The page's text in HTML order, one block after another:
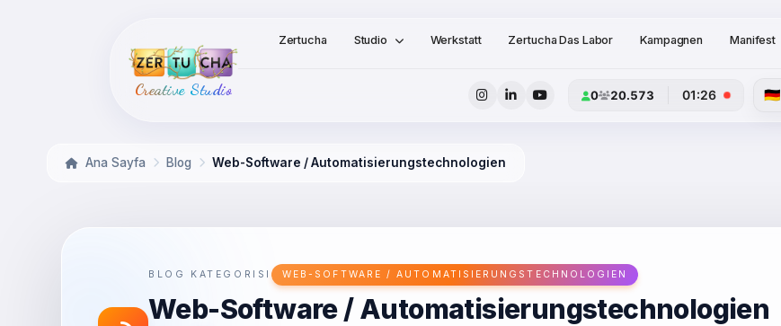
Creative Studio
Zertucha Studio Werkstatt Zertucha Das Labor Kampagnen Manifest
0 20.573 01:26 🇩🇪
Ana Sayfa Blog Web-Software / Automatisierungstechnologien
BLOG KATEGORISI WEB-SOFTWARE / AUTOMATISIERUNGSTECHNOLOGIEN
Web-Software / Automatisierungstechnologien